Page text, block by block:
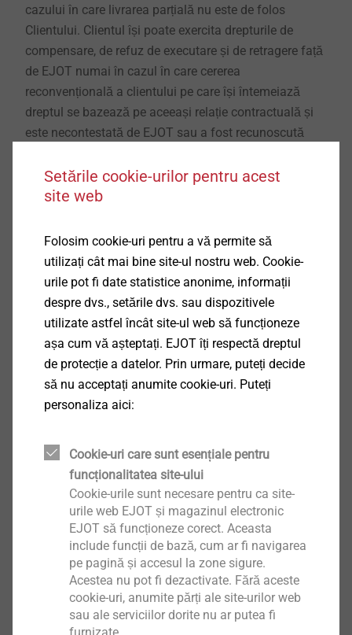
cazului în care livrarea parțială nu este de folos
Clientului. Clientul își poate exercita drepturile de
compensare, de refuz de executare și de retragere față
de EJOT numai în cazul în care cererea
reconvențională a clientului pe care își întemeiază
dreptul se bazează pe aceeași relație contractuală și
este necontestată de EJOT sau a fost recunoscută
9.3 În cazul nerespectării obiectivelor, EJOT va avea
aplicată de bancă către EJOT pentru descoperirile de
cont curent, dar cel puțin dobânda legală de întârziere
și, dacă este cazul, sumele forfetare legale.
9.4 În cazul întârzierii la plată a Clientului sau al altor
creanțe de plată scadente ale EJOT împotriva
Clientului, pentru care Clientul a declarat în mod
nejustificat o compensare sau a afirmat un drept de
retenție, EJOT poate, să suspende îndeplinirea
sau legale în fa-voarea EJOT nu este afectat de
această dispoziție.
9.5 EJOT are, de asemenea, dreptul de a respinge
acele cereri și comenzi ale clientului care sunt plasate
în baza unor contracte și de a refuza să îndeplinească
contractele existente, contractele individuale și
prelungirea acestora, în cazul în care devine evident că
dreptul la plată al EJOT ar fi periclitat de incapacitatea
Setările cookie-urilor pentru acest
site web
Folosim cookie-uri pentru a vă permite să
utilizați cât mai bine site-ul nostru web. Cookie-
urile pot fi date statistice anonime, informații
despre dvs., setările dvs. sau dispozitivele
utilizate astfel încât site-ul web să funcționeze
așa cum vă așteptați. EJOT îți respectă dreptul
de protecție a datelor. Prin urmare, puteți decide
să nu acceptați anumite cookie-uri. Puteți
personaliza aici:
Cookie-uri care sunt esențiale pentru
funcționalitatea site-ului
Cookie-urile sunt necesare pentru ca site-
urile web EJOT și magazinul electronic
EJOT să funcționeze corect. Aceasta
include funcții de bază, cum ar fi navigarea
pe pagină și accesul la zone sigure.
Acestea nu pot fi dezactivate. Fără aceste
cookie-uri, anumite părți ale site-urilor web
sau ale serviciilor dorite nu ar putea fi